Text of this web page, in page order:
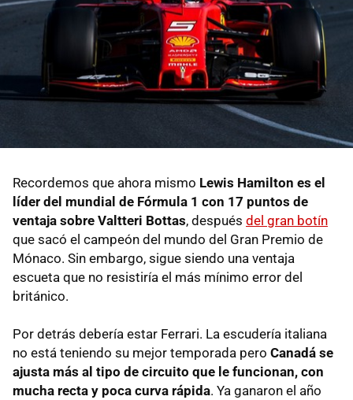
Recordemos que ahora mismo Lewis Hamilton es el
líder del mundial de Fórmula 1 con 17 puntos de
ventaja sobre Valtteri Bottas, después del gran botín
que sacó el campeón del mundo del Gran Premio de
Mónaco. Sin embargo, sigue siendo una ventaja
escueta que no resistiría el más mínimo error del
británico.
Por detrás debería estar Ferrari. La escudería italiana
no está teniendo su mejor temporada pero Canadá se
ajusta más al tipo de circuito que le funcionan, con
mucha recta y poca curva rápida. Ya ganaron el año